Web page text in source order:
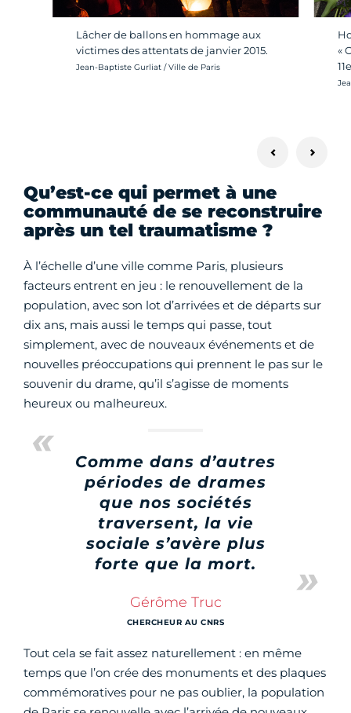
Lâcher de ballons en hommage aux
victimes des attentats de janvier 2015.
Crédit photo :
Jean-Baptiste Gurliat / Ville de Paris
«
Qu’est-ce qui permet à une
communauté de se reconstruire
après un tel traumatisme ?
À l’échelle d’une ville comme Paris, plusieurs
facteurs entrent en jeu : le renouvellement de la
population, avec son lot d’arrivées et de départs sur
dix ans, mais aussi le temps qui passe, tout
simplement, avec de nouveaux événements et de
nouvelles préoccupations qui prennent le pas sur le
souvenir du drame, qu’il s’agisse de moments
heureux ou malheureux.
Comme dans d’autres
périodes de drames
que nos sociétés
traversent, la vie
sociale s’avère plus
forte que la mort.
Gérôme Truc
CHERCHEUR AU CNRS
Tout cela se fait assez naturellement : en même
temps que l’on crée des monuments et des plaques
commémoratives pour ne pas oublier, la population